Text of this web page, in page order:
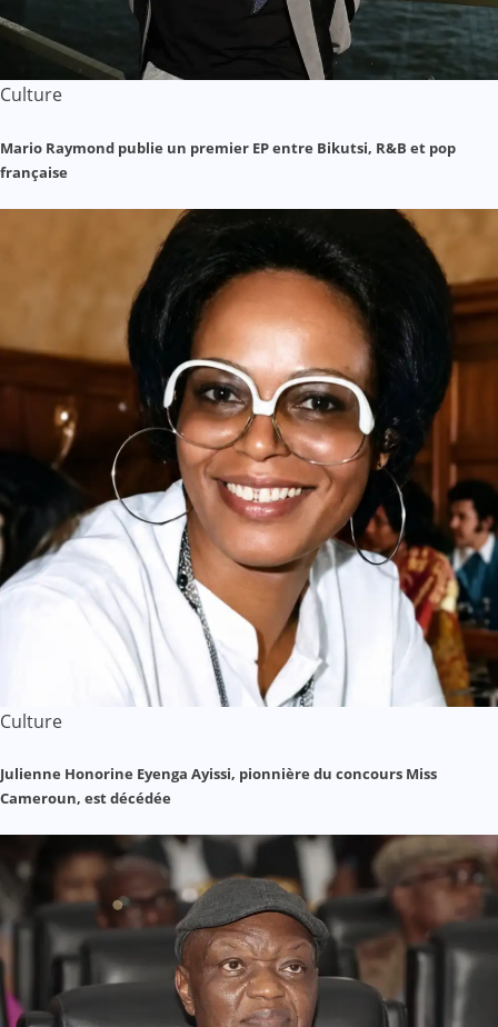
Culture
Mario Raymond publie un premier EP entre Bikutsi, R&B et pop
française
Culture
Julienne Honorine Eyenga Ayissi, pionnière du concours Miss
Cameroun, est décédée